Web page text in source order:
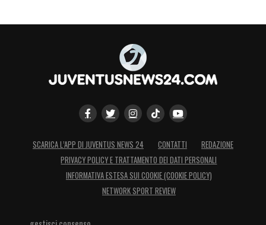
SCARICA L’APP DI JUVENTUS NEWS 24 CONTATTI
REDAZIONE
PRIVACY POLICY E TRATTAMENTO DEI DATI PERSONALI
INFORMATIVA ESTESA SUI COOKIE (COOKIE POLICY)
NETWORK SPORT REVIEW